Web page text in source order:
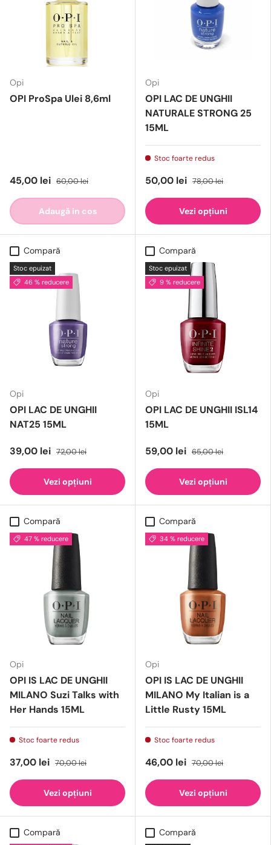
Opi
OPI ProSpa Ulei 8,6ml
45,00 lei 60,00 lei
Adaugă in cos
Opi
OPI LAC DE UNGHII
NATURALE STRONG 25
15ML
Stoc foarte redus
50,00 lei 78,00 lei
Vezi opțiuni
Compară
Stoc epuizat
46 % reducere
Opi
OPI LAC DE UNGHII
NAT25 15ML
39,00 lei 72,00 lei
Vezi opțiuni
Compară
Stoc epuizat
9 % reducere
Opi
OPI LAC DE UNGHII ISL14
15ML
59,00 lei 65,00 lei
Vezi opțiuni
Compară
47 % reducere
Opi
OPI IS LAC DE UNGHII
MILANO Suzi Talks with
Her Hands 15ML
Stoc foarte redus
37,00 lei 70,00 lei
Vezi opțiuni
Compară
34 % reducere
Opi
OPI IS LAC DE UNGHII
MILANO My Italian is a
Little Rusty 15ML
Stoc foarte redus
46,00 lei 70,00 lei
Vezi opțiuni
Compară Compară